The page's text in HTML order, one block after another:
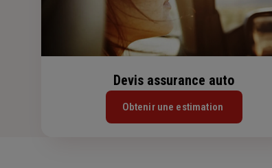
Devis assurance auto
Obtenir une estimation